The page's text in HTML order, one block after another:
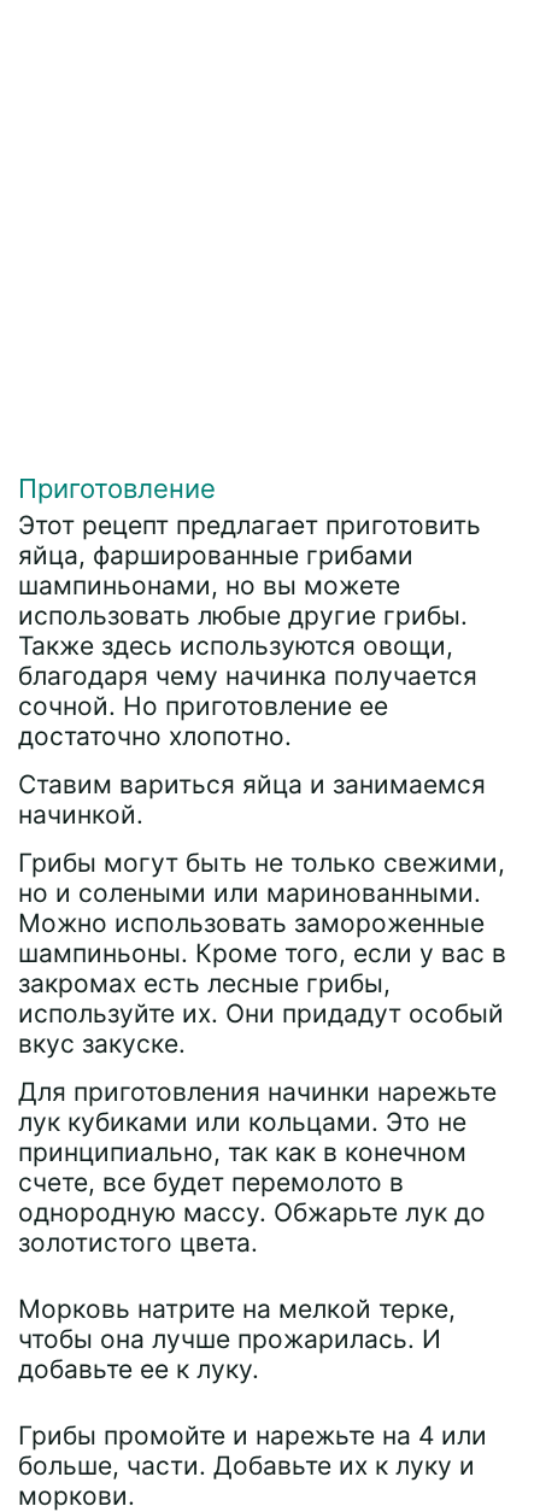
Приготовление
Этот рецепт предлагает приготовить
яйца, фаршированные грибами
шампиньонами, но вы можете
использовать любые другие грибы.
Также здесь используются овощи,
благодаря чему начинка получается
сочной. Но приготовление ее
достаточно хлопотно.
Ставим вариться яйца и занимаемся
начинкой.
Грибы могут быть не только свежими,
но и солеными или маринованными.
Можно использовать замороженные
шампиньоны. Кроме того, если у вас в
закромах есть лесные грибы,
используйте их. Они придадут особый
вкус закуске.
Для приготовления начинки нарежьте
лук кубиками или кольцами. Это не
принципиально, так как в конечном
счете, все будет перемолото в
однородную массу. Обжарьте лук до
золотистого цвета.
Морковь натрите на мелкой терке,
чтобы она лучше прожарилась. И
добавьте ее к луку.
Грибы промойте и нарежьте на 4 или
больше, части. Добавьте их к луку и
моркови.